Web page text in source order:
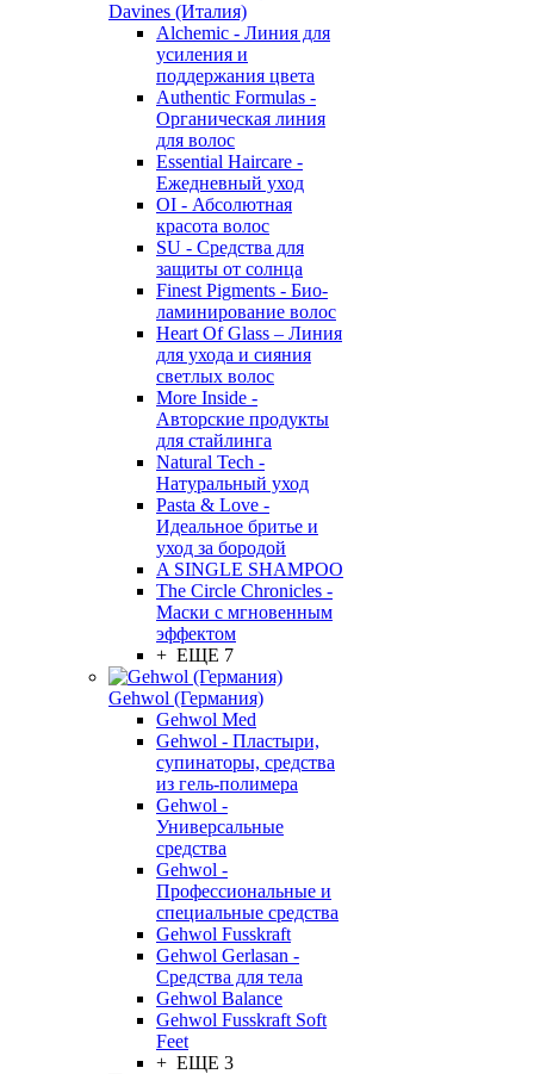
Davines (Италия)
Alchemic - Линия для
усиления и
поддержания цвета
Authentic Formulas -
Органическая линия
для волос
Essential Haircare -
Eжедневный уход
OI - Абсолютная
красота волос
SU - Средства для
защиты от солнца
Finest Pigments - Био-
ламинирование волос
Heart Of Glass – Линия
для ухода и сияния
светлых волос
More Inside -
Авторские продукты
для стайлинга
Natural Tech -
Натуральный уход
Pasta & Love -
Идеальное бритье и
уход за бородой
A SINGLE SHAMPOO
The Circle Chronicles -
Маски с мгновенным
эффектом
+ ЕЩЕ 7
Gehwol (Германия)
Gehwol Med
Gehwol - Пластыри,
супинаторы, средства
из гель-полимера
Gehwol -
Универсальные
средства
Gehwol -
Профессиональные и
специальные средства
Gehwol Fusskraft
Gehwol Gerlasan -
Средства для тела
Gehwol Balance
Gehwol Fusskraft Soft
Feet
+ ЕЩЕ 3